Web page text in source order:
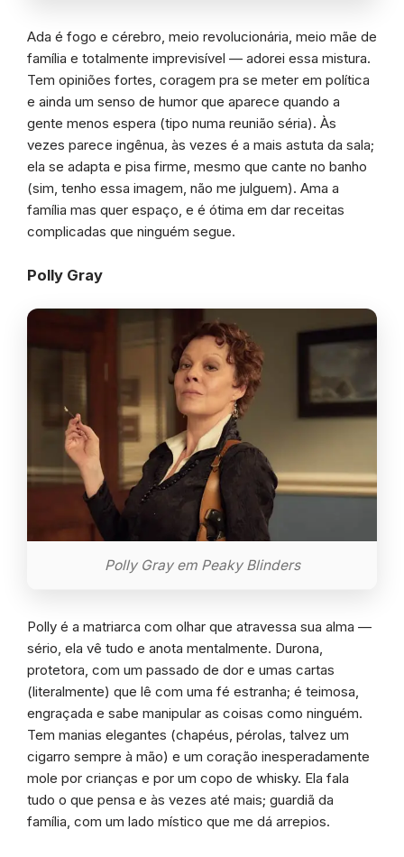
Ada é fogo e cérebro, meio revolucionária, meio mãe de
família e totalmente imprevisível — adorei essa mistura.
Tem opiniões fortes, coragem pra se meter em política
e ainda um senso de humor que aparece quando a
gente menos espera (tipo numa reunião séria). Às
vezes parece ingênua, às vezes é a mais astuta da sala;
ela se adapta e pisa firme, mesmo que cante no banho
(sim, tenho essa imagem, não me julguem). Ama a
família mas quer espaço, e é ótima em dar receitas
complicadas que ninguém segue.
Polly Gray
Polly Gray em Peaky Blinders
Polly é a matriarca com olhar que atravessa sua alma —
sério, ela vê tudo e anota mentalmente. Durona,
protetora, com um passado de dor e umas cartas
(literalmente) que lê com uma fé estranha; é teimosa,
engraçada e sabe manipular as coisas como ninguém.
Tem manias elegantes (chapéus, pérolas, talvez um
cigarro sempre à mão) e um coração inesperadamente
mole por crianças e por um copo de whisky. Ela fala
tudo o que pensa e às vezes até mais; guardiã da
família, com um lado místico que me dá arrepios.